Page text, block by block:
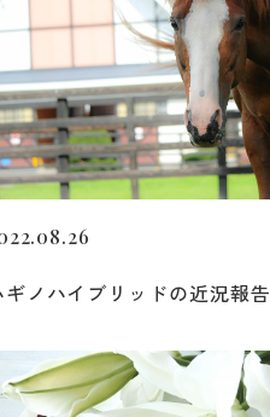
ギノハイブリッドの近況報告